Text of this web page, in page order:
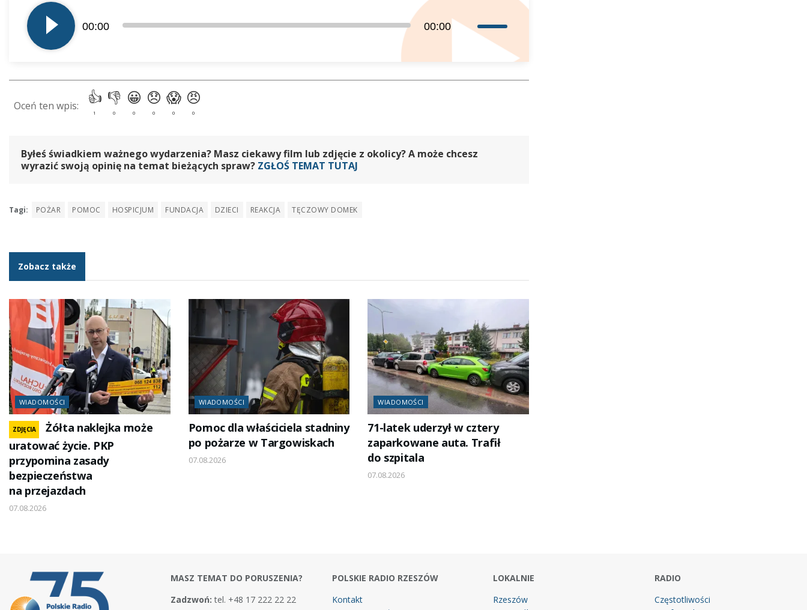
plików
dźwiękowych
00:00 00:00
strzałek
Byłeś świadkiem ważnego wydarzenia? Masz ciekawy film lub zdjęcie z okolicy? A może chcesz
wyrazić swoją opinię na temat bieżących spraw? ZGŁOŚ TEMAT TUTAJ
Tagi: POŻAR POMOC HOSPICJUM FUNDACJA DZIECI REAKCJA TĘCZOWY DOMEK
Zobacz także
WIADOMOŚCI
ZDJĘCIA
Żółta naklejka może
uratować życie. PKP
przypomina zasady
bezpieczeństwa
na przejazdach
07.08.2026
WIADOMOŚCI
Pomoc dla właściciela stadniny
po pożarze w Targowiskach
07.08.2026
WIADOMOŚCI
71-latek uderzył w cztery
zaparkowane auta. Trafił
do szpitala
07.08.2026
MASZ TEMAT DO PORUSZENIA?
Zadzwoń: tel. +48 17 222 22 22
POLSKIE RADIO RZESZÓW
Kontakt
LOKALNIE
Rzeszów
RADIO
Częstotliwości